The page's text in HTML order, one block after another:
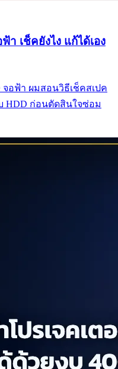
เช็คยังไง แก้ได้เอง
อฟ้า ผมสอนวิธีเช็คสเปค
HDD ก่อนตัดสินใจซ่อม